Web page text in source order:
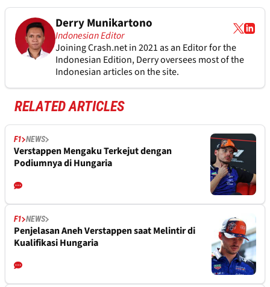
Derry Munikartono
Indonesian Editor
Joining Crash.net in 2021 as an Editor for the
Indonesian Edition, Derry oversees most of the
Indonesian articles on the site.
RELATED ARTICLES
F1 NEWS
Verstappen Mengaku Terkejut dengan
Podiumnya di Hungaria
F1 NEWS
Penjelasan Aneh Verstappen saat Melintir di
Kualifikasi Hungaria